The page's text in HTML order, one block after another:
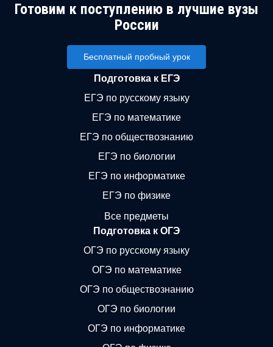
Готовим к поступлению в лучшие вузы
России
Бесплатный пробный урок
Подготовка к ЕГЭ
ЕГЭ по русскому языку
ЕГЭ по математике
ЕГЭ по обществознанию
ЕГЭ по биологии
ЕГЭ по информатике
ЕГЭ по физике
Все предметы
Подготовка к ОГЭ
ОГЭ по русскому языку
ОГЭ по математике
ОГЭ по обществознанию
ОГЭ по биологии
ОГЭ по информатике